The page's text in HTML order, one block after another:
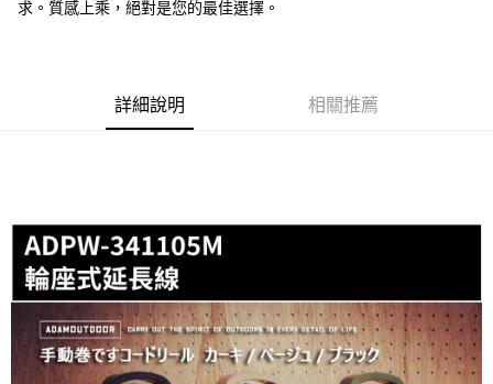
1.本服務係由「台灣大哥大股份有限公司」（以下簡稱本公司）所提供，讓
由本公司與您本人進行分期帳單所需資料之確認、核對及更正。
3.完整用戶服務條款，請詳閱以下連結：
※ 請注意：結帳手續完成當下不需立刻繳費，但若您需要取消訂單，請聯絡
是否繳費成功／繳費後需取消欲退款等相關疑問，請聯繫「AFTEE先享後付
客戶支援中心」 https://netprotections.freshdesk.com/support/home
２．關於個人資料處理事宜，請瀏覽以下網址：
https://aftee.tw/terms/#terms3
３．未成年的使用者請事先徵得法定代理人或監護人之同意方可使用
「AFTEE先享後付」，若未經同意申辦者引起之損失，本公司不負相關責
任。
４．使用「AFTEE先享後付」時，將依據個別帳號之用戶狀況，依本公司即
時審查核予不同之上限額度；若仍有額度不足之情形，本公司將視審查結果
請求用戶進行身份認證。
求。質感上乘，絕對是您的最佳選擇。
詳細說明 相關推薦